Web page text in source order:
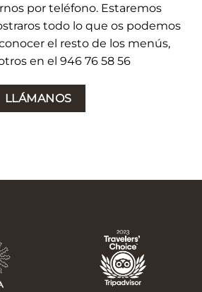
por teléfono. Estaremos
todo lo que os podemos
el resto de los menús,
en el 946 76 58 56
LLÁMANOS